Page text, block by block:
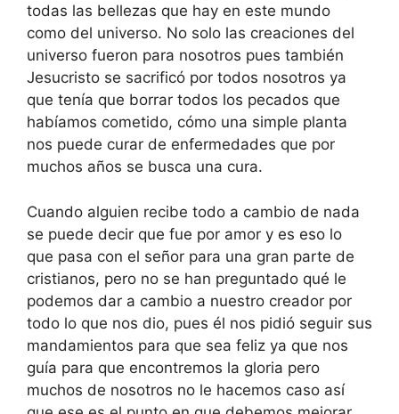
todas las bellezas que hay en este mundo
como del universo. No solo las creaciones del
universo fueron para nosotros pues también
Jesucristo se sacrificó por todos nosotros ya
que tenía que borrar todos los pecados que
habíamos cometido, cómo una simple planta
nos puede curar de enfermedades que por
muchos años se busca una cura.
Cuando alguien recibe todo a cambio de nada
se puede decir que fue por amor y es eso lo
que pasa con el señor para una gran parte de
cristianos, pero no se han preguntado qué le
podemos dar a cambio a nuestro creador por
todo lo que nos dio, pues él nos pidió seguir sus
mandamientos para que sea feliz ya que nos
guía para que encontremos la gloria pero
muchos de nosotros no le hacemos caso así